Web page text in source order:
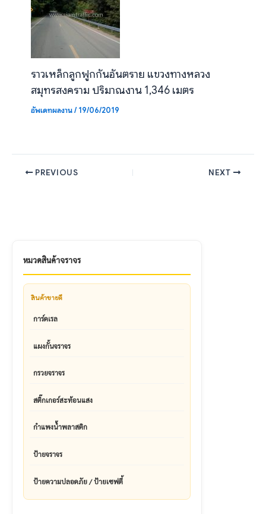
หมวดสินค้าจราจร
สินค้าขายดี
การ์ดเรล
แผงกั้นจราจร
กรวยจราจร
สติ๊กเกอร์สะท้อนแสง
กำแพงน้ำพลาสติก
ป้ายจราจร
ป้ายความปลอดภัย / ป้ายเซฟตี้
ราวเหล็กลูกฟูกกันอันตราย แขวงทางหลวง
สมุทรสงคราม ปริมาณงาน 1,346 เมตร
อัพเดทผลงาน/19/06/2019
PREVIOUS NEXT